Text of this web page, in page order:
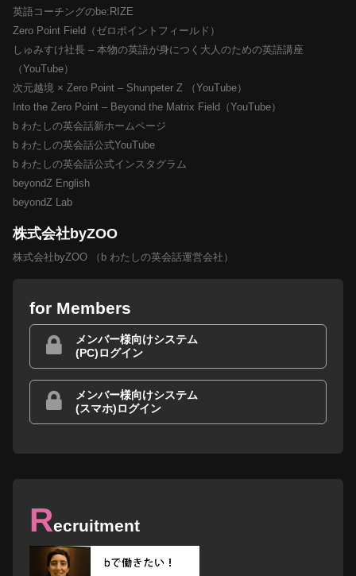
英語コーチングのbe:RIZE
Zero Point Field（ゼロポイントフィールド）
しゅみすけ社長 – 本物の英語が身につく大人のための英語講座
（YouTube）
次元越境 × Zero Point – Shunpeter Z （YouTube）
Into the Zero Point – Beyond the Matrix Field（YouTube）
b わたしの英会話新ホームページ
b わたしの英会話公式YouTube
b わたしの英会話公式インスタグラム
beyondZ English
beyondZ Lab
株式会社byZOO
株式会社byZOO （b わたしの英会話運営会社）
for Members
メンバー様向けシステム
(PC)ログイン
メンバー様向けシステム
(スマホ)ログイン
Recruitment